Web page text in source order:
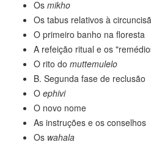
Os mikho
Os tabus relativos à
O primeiro banho na floresta
A refeição ritual e os
O rito do muttemulelo
B. Segunda fase de reclusão
O ephivi
O novo nome
As instruções e os conselhos
Os wahala